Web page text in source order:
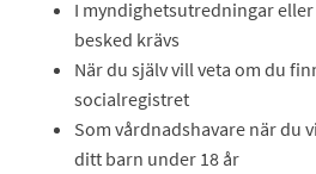
I myndighetsutredningar
besked krävs
När du själv vill veta om du
socialregistret
Som vårdnadshavare när du
ditt barn under 18 år